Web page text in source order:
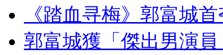
《踏血寻梅》郭富城
郭富城獲「傑出男演員